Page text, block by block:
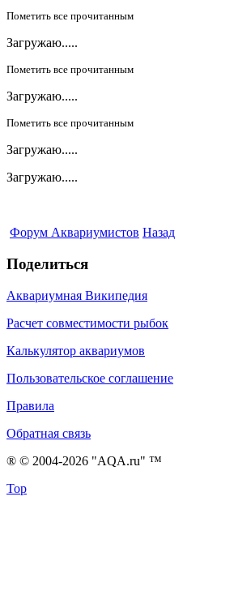
Пометить все прочитанным
Загружаю.....
Пометить все прочитанным
Загружаю.....
Пометить все прочитанным
Загружаю.....
Загружаю.....
Форум Аквариумистов Назад
Поделиться
Аквариумная Википедия
Расчет совместимости рыбок
Калькулятор аквариумов
Пользовательское соглашение
Правила
Обратная связь
® © 2004-2026 "AQA.ru" ™
Top